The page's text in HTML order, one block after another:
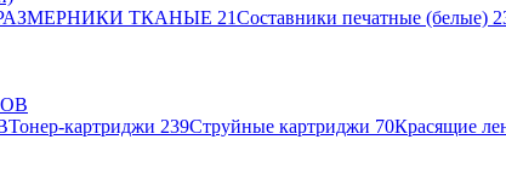
ТКАНЫЕ 21Составники печатные (белые)
Тонер-картриджи 239Струйные картриджи 70Красящие